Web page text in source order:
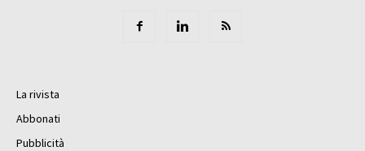
La rivista
Abbonati
Pubblicità